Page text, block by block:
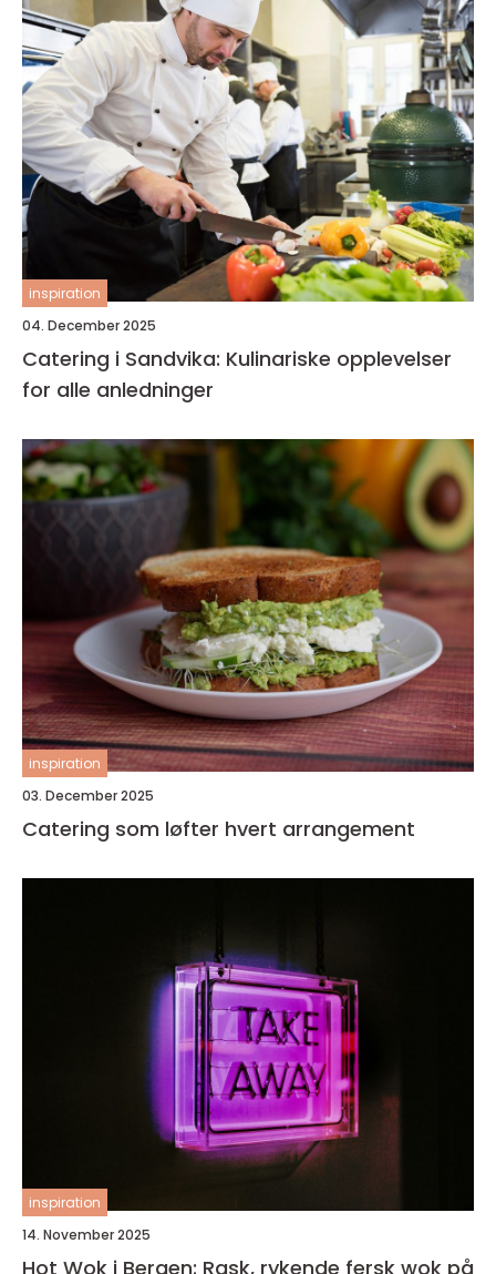
inspiration
04. December 2025
Catering i Sandvika: Kulinariske opplevelser
for alle anledninger
inspiration
03. December 2025
Catering som løfter hvert arrangement
inspiration
14. November 2025
Hot Wok i Bergen: Rask, rykende fersk wok på